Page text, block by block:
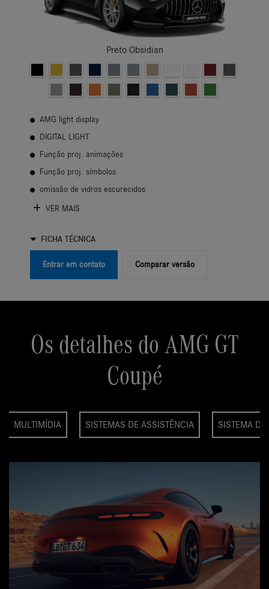
Preto Obsidian
AMG light display
DIGITAL LIGHT
Função proj. animações
Função proj. símbolos
omissão de vidros escurecidos
VER MAIS
FICHA TÉCNICA
Entrar em contato Comparar versão
Os detalhes do AMG GT
Coupé
MULTIMÍDIA SISTEMAS DE ASSISTÊNCIA SISTEMA DE